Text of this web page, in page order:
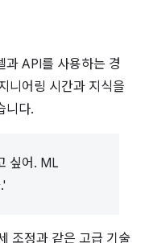
과 API를 사용하는 경
니어링 시간과 지식을
니다.
싶어. ML
조정과 같은 고급 기술